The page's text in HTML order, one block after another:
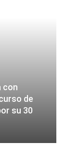
con
de
su 30